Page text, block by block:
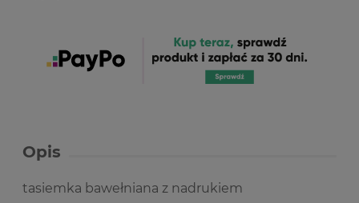
Opis
tasiemka bawełniana z nadrukiem